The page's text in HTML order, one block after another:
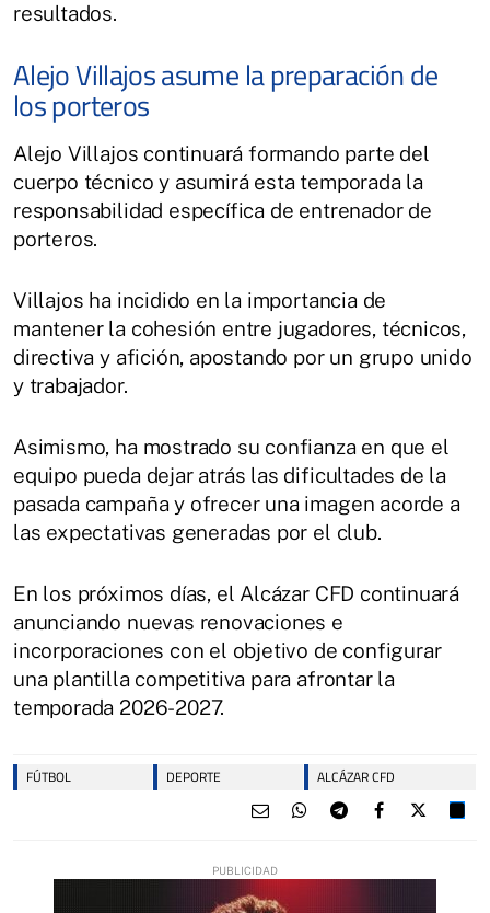
resultados.
Alejo Villajos asume la preparación de
los porteros
Alejo Villajos continuará formando parte del
cuerpo técnico y asumirá esta temporada la
responsabilidad específica de entrenador de
porteros.
Villajos ha incidido en la importancia de
mantener la cohesión entre jugadores, técnicos,
directiva y afición, apostando por un grupo unido
y trabajador.
Asimismo, ha mostrado su confianza en que el
equipo pueda dejar atrás las dificultades de la
pasada campaña y ofrecer una imagen acorde a
las expectativas generadas por el club.
En los próximos días, el Alcázar CFD continuará
anunciando nuevas renovaciones e
incorporaciones con el objetivo de configurar
una plantilla competitiva para afrontar la
temporada 2026-2027.
FÚTBOL DEPORTE ALCÁZAR CFD